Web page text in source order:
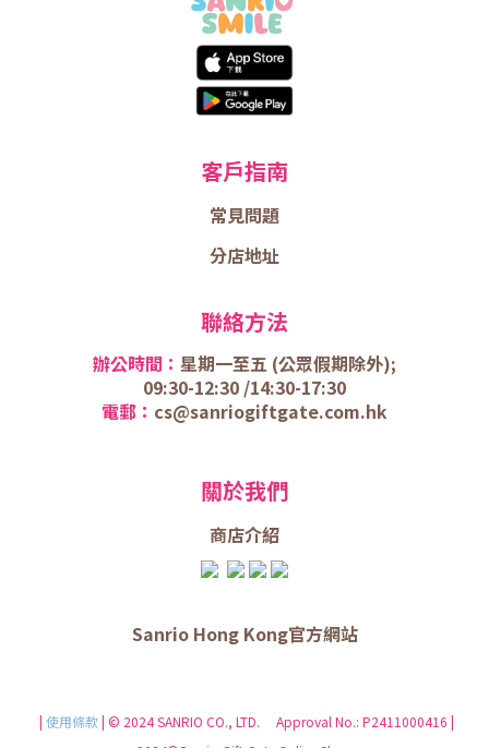
客戶指南
常見問題
分店地址
聯絡方法
辦公時間： 星期一至五 (公眾假期除外);
09:30-12:30 /14:30-17:30
電郵： cs@sanriogiftgate.com.hk
關於我們
商店介紹
Sanrio Hong Kong官方網站
| 使用條款| © 2024 SANRIO CO., LTD. Approval No.: P2411000416 |